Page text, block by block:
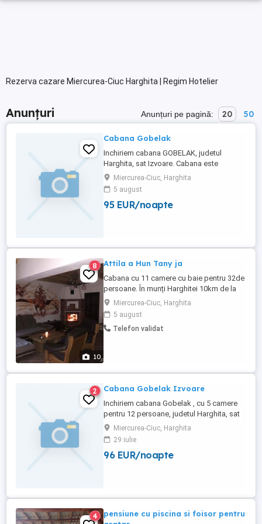
Rezerva cazare Miercurea-Ciuc Harghita | Regim Hotelier
Anunțuri Anunțuri pe pagină: 20 50
Cabana Gobelak
Inchiriem cabana GOBELAK, judetul
Harghita, sat Izvoare. Cabana este
complet utilata pentru 12 persoane, 5
camere. Pretul este 500 RON pe noapte.
Tel:
Miercurea-Ciuc, Harghita
5 august
95 EUR/noapte
10
8 Attila a Hun Tany ja
Cabana cu 11 camere cu baie pentru 32de
persoane. În munți Harghitei 10km de la
Miercurea Ciuc. Avem ciubăr și sauna.
Miercurea-Ciuc, Harghita
5 august
Telefon validat
2 Cabana Gobelak Izvoare
Inchiriem cabana Gobelak , cu 5 camere
pentru 12 persoane, judetul Harghita, sat
Izvoare, situat la 10 km de partia Harghita
Madaras. Pret 500 RON pe noapte toata
cabana.
Miercurea-Ciuc, Harghita
29 iulie
96 EUR/noapte
4
pensiune cu piscina si foisor pentru